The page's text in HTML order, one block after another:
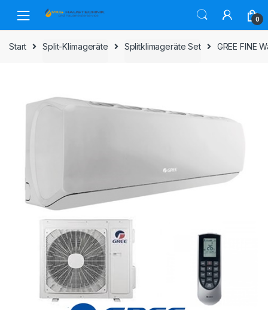
navigation
content
0
Start Split-Klimageräte Splitklimageräte Set GREE FINE